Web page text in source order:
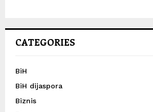
CATEGORIES
BiH
BiH dijaspora
Biznis